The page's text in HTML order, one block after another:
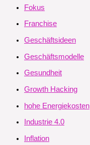
Fokus
Franchise
Geschäftsideen
Geschäftsmodelle
Gesundheit
Growth Hacking
hohe Energiekosten
Industrie 4.0
Inflation